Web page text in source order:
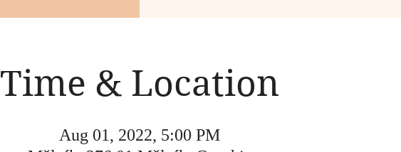
Time & Location
Aug 01, 2022, 5:00 PM